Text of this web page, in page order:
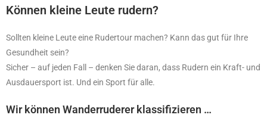
Können kleine Leute rudern?
Sollten kleine Leute eine Rudertour machen? Kann das gut für Ihre
Gesundheit sein?
Sicher – auf jeden Fall – denken Sie daran, dass Rudern ein Kraft- und
Ausdauersport ist. Und ein Sport für alle.
Wir können Wanderruderer klassifizieren …